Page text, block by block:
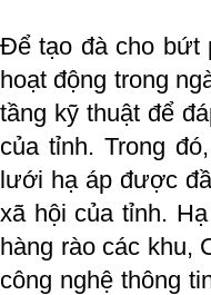
Để tạo đà cho bứt
hoạt động trong
tầng kỹ thuật để
của tỉnh. Trong
lưới hạ áp được
xã hội của tỉnh.
hàng rào các khu,
công nghệ thông